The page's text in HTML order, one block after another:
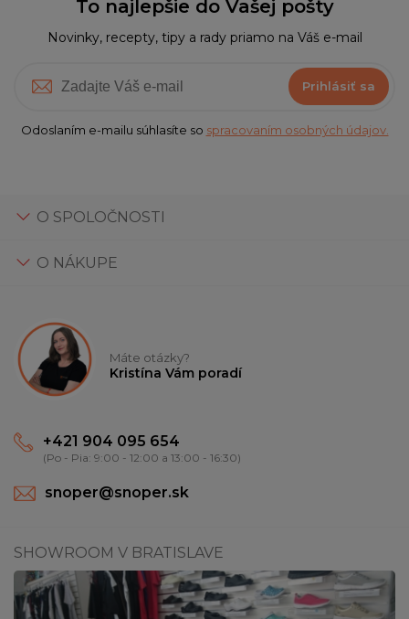
To najlepšie do Vašej pošty
Novinky, recepty, tipy a rady priamo na Váš e-mail
Prihlásiť sa
Odoslaním e-mailu súhlasíte so spracovaním osobných údajov.
O SPOLOČNOSTI
O NÁKUPE
Máte otázky?
Kristína Vám poradí
+421 904 095 654
(Po - Pia: 9:00 - 12:00 a 13:00 - 16:30)
snoper@snoper.sk
SHOWROOM V BRATISLAVE